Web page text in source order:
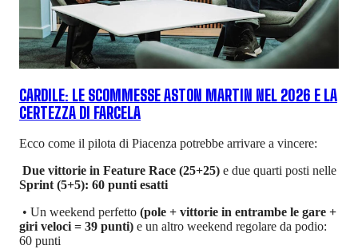
CARDILE: LE SCOMMESSE ASTON MARTIN NEL 2026 E LA
CERTEZZA DI FARCELA
Ecco come il pilota di Piacenza potrebbe arrivare a vincere:
Due vittorie in Feature Race (25+25) e due quarti posti nelle
Sprint (5+5): 60 punti esatti
• Un weekend perfetto (pole + vittorie in entrambe le gare +
giri veloci = 39 punti) e un altro weekend regolare da podio:
60 punti